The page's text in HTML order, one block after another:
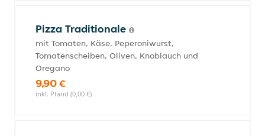
Pizza Traditionale
mit Tomaten, Käse, Peperoniwurst,
Tomatenscheiben, Oliven, Knoblauch und
Oregano
9,90 €
inkl. Pfand (0,00 €)